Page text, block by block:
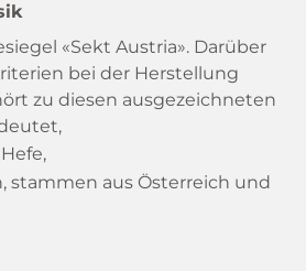
«Sekt Austria». Darüber
bei der Herstellung
zu diesen ausgezeichneten
stammen aus Österreich und